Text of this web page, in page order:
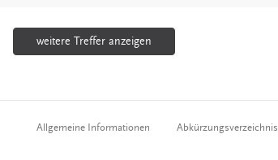
weitere Treffer anzeigen
Allgemeine Informationen Abkürzungsverzeichnis